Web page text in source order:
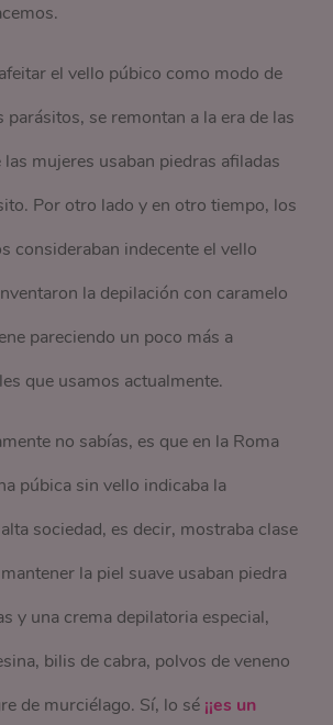
el vello púbico como modo de
se remontan a la era de las
mujeres usaban piedras afiladas
Por otro lado y en otro tiempo, los
consideraban indecente el vello
la depilación con caramelo
pareciendo un poco más a
que usamos actualmente.
no sabías, es que en la Roma
púbica sin vello indicaba la
sociedad, es decir, mostraba clase
la piel suave usaban piedra
y una crema depilatoria especial,
bilis de cabra, polvos de veneno
de murciélago. Sí, lo sé ¡¡es un